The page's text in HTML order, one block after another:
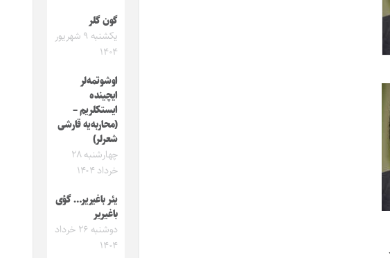
گون گلر
یکشنبه ۹ شهریور
۱۴۰۴
اوشوتمه‌لر
ایچینده
ایستکلریم –
(محاربه‌یه قارشی
شعرلر)
چهارشنبه ۲۸
خرداد ۱۴۰۴
یئر باغیریر… گؤی
باغیریر
دوشنبه ۲۶ خرداد
۱۴۰۴